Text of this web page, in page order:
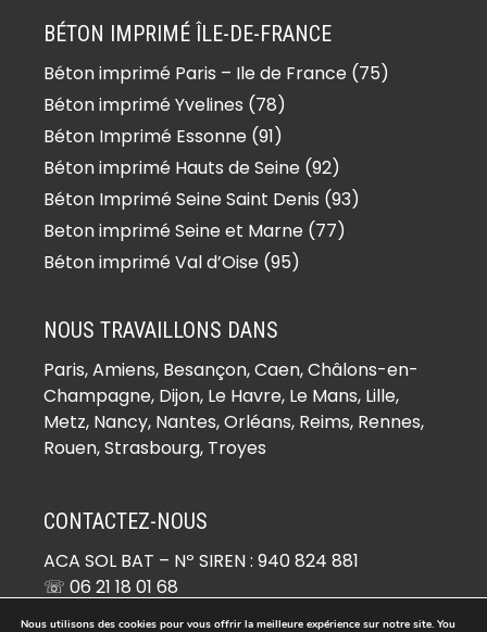
Béton imprimé Bois-Herpin (91150)
Béton imprimé Boissy-la-Rivière
(91690)
Béton imprimé Boissy-le-Cutté
(91590)
Béton imprimé Boissy-le-Sec
(91870)
Béton imprimé Boissy-sous-Saint-
Yon (91790)
Béton imprimé Boullay-les-Troux
Béton imprimé Bouray-sur-Juine
(91850)
Béton imprimé Boussy-Saint-
Béton imprimé Boutigny-sur-
Essonne (91820)
Béton imprimé Bouville (91880)
Béton imprimé Brétigny-sur-Orge
BÉTON IMPRIMÉ ÎLE-DE-FRANCE
Béton imprimé Paris – Ile de France (75)
Béton imprimé Yvelines (78)
Béton Imprimé Essonne (91)
Béton imprimé Hauts de Seine (92)
Béton Imprimé Seine Saint Denis (93)
Beton imprimé Seine et Marne (77)
Béton imprimé Val d’Oise (95)
NOUS TRAVAILLONS DANS
Paris,Amiens, Besançon, Caen, Châlons-en-
Champagne, Dijon, Le Havre, Le Mans, Lille,
Metz, Nancy, Nantes, Orléans, Reims, Rennes,
Rouen, Strasbourg, Troyes
CONTACTEZ-NOUS
ACA SOL BAT – Nº SIREN : 940 824 881
☏ 06 21 18 01 68
Nous utilisons des cookies pour vous offrir la meilleure expérience sur notre site. You